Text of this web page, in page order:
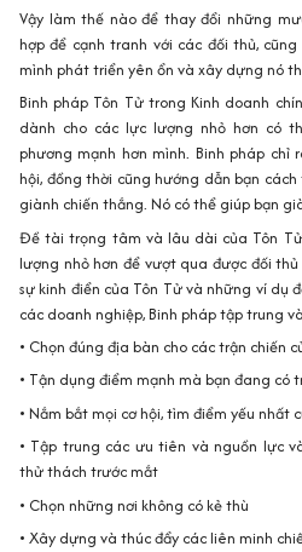
Vậy làm thế nào để thay đổi những
hợp để cạnh tranh với các đối thủ,
mình phát triển yên ổn và xây dựng nó
Binh pháp Tôn Tử trong Kinh doanh
dành cho các lực lượng nhỏ hơn có
phương mạnh hơn mình. Binh pháp chỉ
hội, đồng thời cũng hướng dẫn bạn
giành chiến thắng. Nó có thể giúp bạn
Đề tài trọng tâm và lâu dài của Tôn
lượng nhỏ hơn để vượt qua được đối
sự kinh điển của Tôn Tử và những ví dụ
các doanh nghiệp, Binh pháp tập trung
• Chọn đúng địa bàn cho các trận chiến
• Tận dụng điểm mạnh mà bạn đang có
• Nắm bắt mọi cơ hội, tìm điểm yếu nhất
• Tập trung các ưu tiên và nguồn lực
thử thách trước mắt
• Chọn những nơi không có kẻ thù
• Xây dựng và thúc đẩy các liên minh